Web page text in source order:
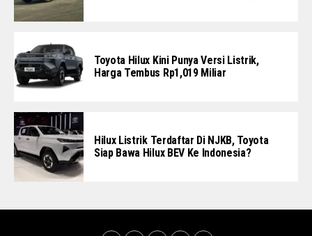
Toyota Hilux Kini Punya Versi Listrik,
Harga Tembus Rp1,019 Miliar
Hilux Listrik Terdaftar Di NJKB, Toyota
Siap Bawa Hilux BEV Ke Indonesia?